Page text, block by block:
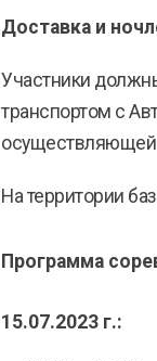
Доставка и
Участники
транспортом с
осуществляющей
На территории
Программа
15.07.2023 г.: